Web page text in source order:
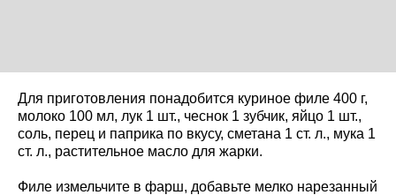
Для приготовления понадобится куриное филе 400 г,
молоко 100 мл, лук 1 шт., чеснок 1 зубчик, яйцо 1 шт.,
соль, перец и паприка по вкусу, сметана 1 ст. л., мука 1
ст. л., растительное масло для жарки.
Филе измельчите в фарш, добавьте мелко нарезанный